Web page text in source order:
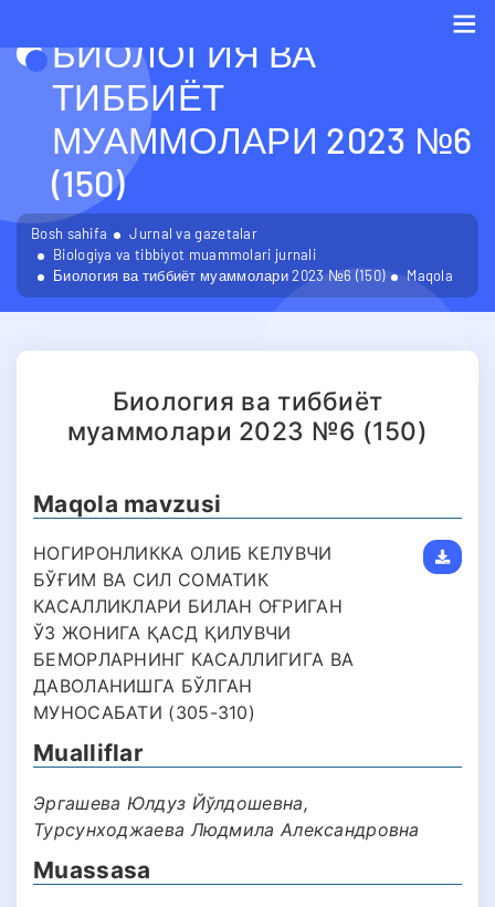
БИОЛОГИЯ ВА
ТИББИЁТ
МУАММОЛАРИ 2023 №6
(150)
Bosh sahifa
Jurnal va gazetalar
Biologiya va tibbiyot muammolari jurnali
Биология ва тиббиёт муаммолари 2023 №6 (150)
Maqola
Биология ва тиббиёт
муаммолари 2023 №6 (150)
Maqola mavzusi
НОГИРОНЛИККА ОЛИБ КЕЛУВЧИ
БЎҒИМ ВА СИЛ СОМАТИК
КАСАЛЛИКЛАРИ БИЛАН ОҒРИГАН
ЎЗ ЖОНИГА ҚАСД ҚИЛУВЧИ
БЕМОРЛАРНИНГ КАСАЛЛИГИГА ВА
ДАВОЛАНИШГА БЎЛГАН
МУНОСАБАТИ (305-310)
Mualliflar
Эргашева Юлдуз Йўлдошевна,
Турсунходжаева Людмила Александровна
Muassasa